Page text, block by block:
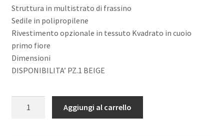
Struttura in multistrato di frassino
Sedile in polipropilene
Rivestimento opzionale in tessuto Kvadrato in cuoio
primo fiore
Dimensioni
DISPONIBILITA’ PZ.1 BEIGE
Aggiungi al carrello